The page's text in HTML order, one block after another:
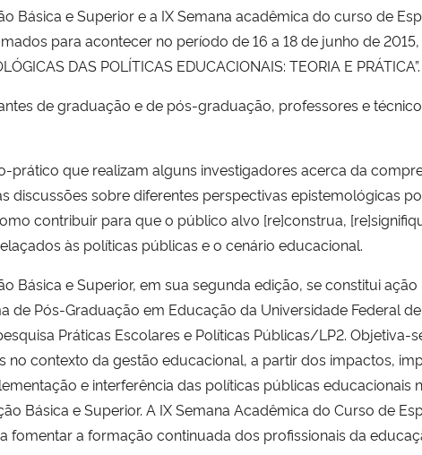
Básica e Superior e a IX Semana acadêmica do curso de
para acontecer no período de 16 a 18 de junho de
DAS POLÍTICAS EDUCACIONAIS: TEORIA E PRÁTICA”.
de graduação e de pós-graduação, professores e
que realizam alguns investigadores acerca da
discussões sobre diferentes perspectivas epistemológicas
contribuir para que o público alvo [re]construa,
às políticas públicas e o cenário educacional.
Básica e Superior, em sua segunda edição, se constitui
Pós-Graduação em Educação da Universidade Federal
Práticas Escolares e Políticas Públicas/LP2. Objetiva-
contexto da gestão educacional, a partir dos impactos,
e interferência das políticas públicas educacionais
Básica e Superior. A IX Semana Acadêmica do Curso de
fomentar a formação continuada dos profissionais da